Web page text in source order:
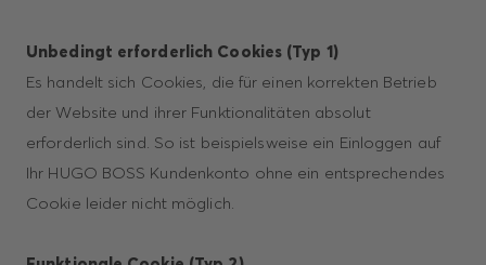
Unbedingt erforderlich Cookies (Typ 1)
Es handelt sich Cookies, die für einen korrekten Betrieb
der Website und ihrer Funktionalitäten absolut
erforderlich sind. So ist beispielsweise ein Einloggen auf
Ihr HUGO BOSS Kundenkonto ohne ein entsprechendes
Cookie leider nicht möglich.